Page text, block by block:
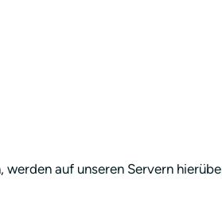
auf unseren Servern